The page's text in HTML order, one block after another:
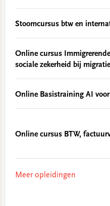
Stoomcursus btw en
Online cursus
sociale zekerheid bij
Online Basistraining AI
Online cursus BTW,
Meer opleidingen